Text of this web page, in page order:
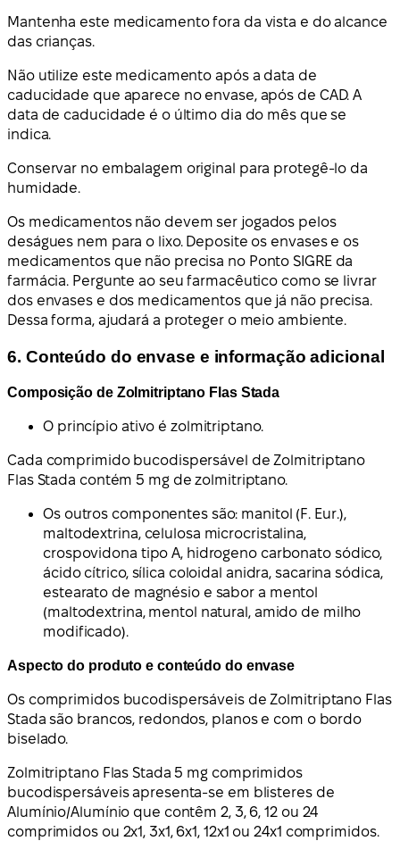
Mantenha este medicamento fora da vista e do alcance
das crianças.
Não utilize este medicamento após a data de
caducidade que aparece no envase, após de CAD. A
data de caducidade é o último dia do mês que se
indica.
Conservar no embalagem original para protegê-lo da
humidade.
Os medicamentos não devem ser jogados pelos
deságues nem para o lixo. Deposite os envases e os
medicamentos que não precisa no Ponto SIGRE da
farmácia. Pergunte ao seu farmacêutico como se livrar
dos envases e dos medicamentos que já não precisa.
Dessa forma, ajudará a proteger o meio ambiente.
6. Conteúdo do envase e informação adicional
Composição de Zolmitriptano Flas Stada
O princípio ativo é zolmitriptano.
Cada comprimido bucodispersável de Zolmitriptano
Flas Stada contém 5 mg de zolmitriptano.
Os outros componentes são: manitol (F. Eur.),
maltodextrina, celulosa microcristalina,
crospovidona tipo A, hidrogeno carbonato sódico,
ácido cítrico, sílica coloidal anidra, sacarina sódica,
estearato de magnésio e sabor a mentol
(maltodextrina, mentol natural, amido de milho
modificado).
Aspecto do produto e conteúdo do envase
Os comprimidos bucodispersáveis de Zolmitriptano Flas
Stada são brancos, redondos, planos e com o bordo
biselado.
Zolmitriptano Flas Stada 5 mg comprimidos
bucodispersáveis apresenta-se em blisteres de
Alumínio/Alumínio que contêm 2, 3, 6, 12 ou 24
comprimidos ou 2x1, 3x1, 6x1, 12x1 ou 24x1 comprimidos.